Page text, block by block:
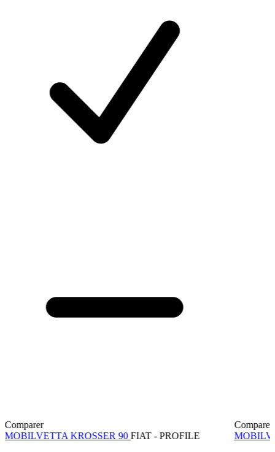
Comparer
MOBILVETTA KROSSER 90 FIAT - PROFILE
Comparer